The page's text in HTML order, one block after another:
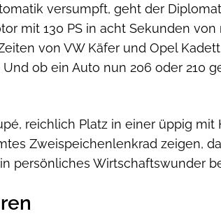
versumpft, geht der
mit 130 PS in acht Sekunden
von VW Käfer und Opel
ob ein Auto nun 206 oder 210
reichlich Platz in einer üppig
Zweispeichenlenkrad zeigen,
persönliches Wirtschaftswunder